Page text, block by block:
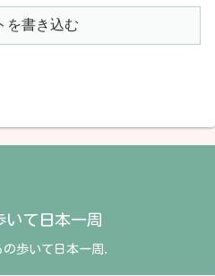
を書き込む
いて日本一周
歩いて日本一周.